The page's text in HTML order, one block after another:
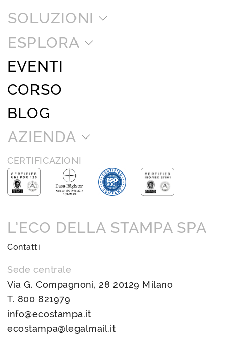
SOLUZIONI
ESPLORA
EVENTI
CORSO
BLOG
AZIENDA
CERTIFICAZIONI
L’ECO DELLA STAMPA SPA
Contatti
Sede centrale
Via G. Compagnoni, 28 20129 Milano
T. 800 821979
info@ecostampa.it
ecostampa@legalmail.it